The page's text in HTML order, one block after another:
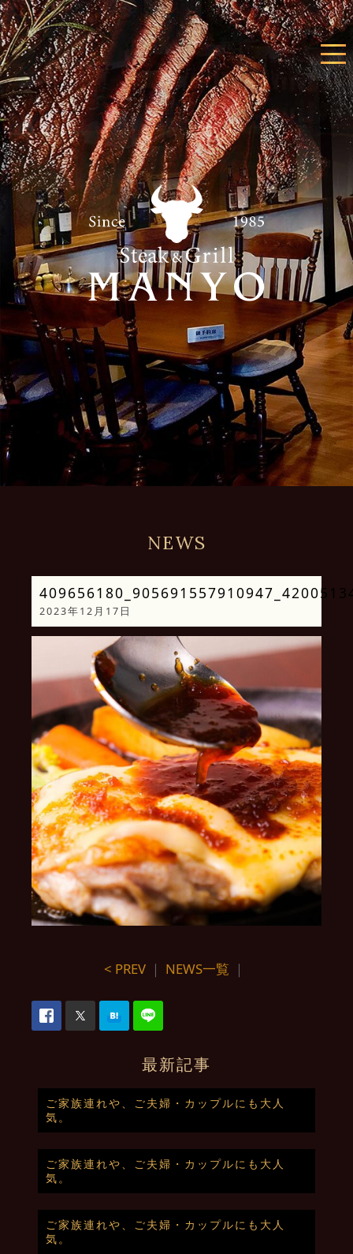
NEWS
2023年12月17日
< PREV ｜ NEWS一覧 ｜
最新記事
ご家族連れや、ご夫婦・カップルにも大人
気。
ご家族連れや、ご夫婦・カップルにも大人
気。
ご家族連れや、ご夫婦・カップルにも大人
気。